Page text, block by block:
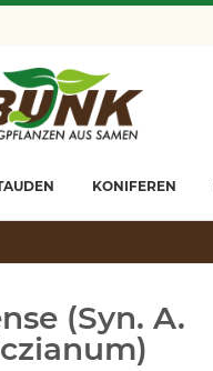
KONIFEREN
(Syn. A.